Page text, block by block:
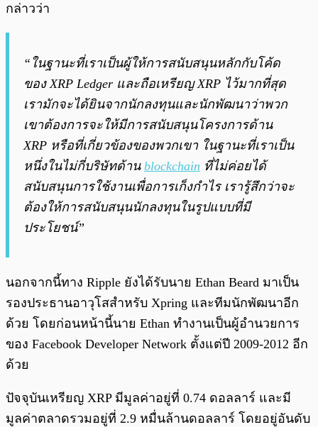
กล่าวว่า
“ในฐานะที่เราเป็นผู้ให้การสนับสนุนหลักกับโค้ด
ของ XRP Ledger และถือเหรียญ XRP ไว้มากที่สุด
เรามักจะได้ยินจากนักลงทุนและนักพัฒนาว่าพวก
เขาต้องการจะให้มีการสนับสนุนโครงการด้าน
XRP หรือที่เกี่ยวข้องของพวกเขา ในฐานะที่เราเป็น
หนึ่งในไม่กี่บริษัทด้าน blockchain ที่ไม่ค่อยได้
สนับสนุนการใช้งานเพื่อการเก็งกำไร เรารู้สึกว่าจะ
ต้องให้การสนับสนุนนักลงทุนในรูปแบบที่มี
ประโยชน์”
นอกจากนี้ทาง Ripple ยังได้รับนาย Ethan Beard มาเป็น
รองประธานอาวุโสสำหรับ Xpring และทีมนักพัฒนาอีก
ด้วย โดยก่อนหน้านี้นาย Ethan ทำงานเป็นผู้อำนวยการ
ของ Facebook Developer Network ตั้งแต่ปี 2009-2012 อีก
ด้วย
ปัจจุบันเหรียญ XRP มีมูลค่าอยู่ที่ 0.74 ดอลลาร์ และมี
มูลค่าตลาดรวมอยู่ที่ 2.9 หมื่นล้านดอลลาร์ โดยอยู่อันดับ